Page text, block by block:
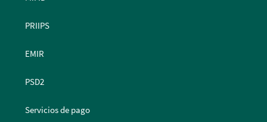
PRIIPS
EMIR
PSD2
Servicios de pago